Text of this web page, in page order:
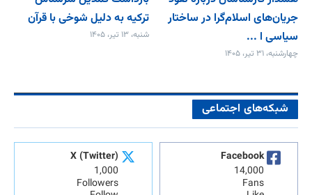
جریان‌های اسلام‌گرا در ساختار
سیاسی ا ...
چهارشنبه، ۳۱ تیر، ۱۴۰۵
ترکیه به دلیل شوخی با قرآن
شنبه، ۱۳ تیر، ۱۴۰۵
شبکه‌های اجتماعی
Facebook
14,000
Fans
X (Twitter)
1,000
Followers